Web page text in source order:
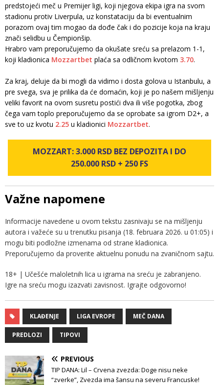
predstojeći meč u Premijer ligi, koji njegova ekipa igra na svom
stadionu protiv Liverpula, uz konstataciju da bi eventualnim
porazom ovaj tim mogao da dođe čak i do pozicije koja na kraju
znači selidbu u Čempionšip.
Hrabro vam preporučujemo da okušate sreću sa prelazom 1-1,
koji kladionica Mozzartbet plaća sa odličnom kvotom 3.70.
Za kraj, deluje da bi mogli da vidimo i dosta golova u Istanbulu, a
pre svega, sva je prilika da će domaćin, koji je po našem mišljenju
veliki favorit na ovom susretu postići dva ili više pogotka, zbog
čega vam toplo preporučujemo da se oprobate sa igrom D2+, a
sve to uz kvotu 2.25 u kladionici Mozzartbet.
MOZZART: 3.000 RSD BEZ DEPOZITA I DO
250.000 RSD + 250 FS
Važne napomene
Informacije navedene u ovom tekstu zasnivaju se na mišljenju
autora i važeće su u trenutku pisanja (18. februara 2026. u 01:05) i
mogu biti podložne izmenama od strane kladionica.
Preporučujemo da proverite aktuelnu ponudu na zvaničnom sajtu.
18+ | Učešće maloletnih lica u igrama na sreću je zabranjeno.
Igre na sreću mogu izazvati zavisnost. Igrajte odgovorno!
KLAĐENJE LIGA EVROPE MEČ DANA
PREDLOZI TIPOVI
PREVIOUS
TIP DANA: Lil – Crvena zvezda: Doge nisu neke
“zverke”, Zvezda ima šansu na severu Francuske!